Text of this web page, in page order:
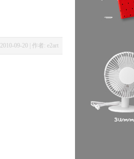
2010-09-20 | 作者: e2art